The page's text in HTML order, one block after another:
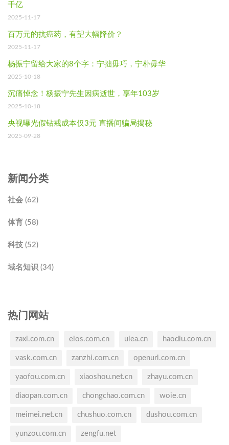
千亿
2025-11-17
百万元的抗癌药，有望大幅降价？
2025-11-17
杨振宁留给大家的8个字：宁拙毋巧，宁朴毋华
2025-10-18
沉痛悼念！杨振宁先生因病逝世，享年103岁
2025-10-18
央视曝光假钻戒成本仅3元 直播间骗局揭秘
2025-09-28
新闻分类
社会 (62)
体育 (58)
科技 (52)
域名知识 (34)
热门网站
zaxl.com.cn eios.com.cn uiea.cn haodiu.com.cn
vask.com.cn zanzhi.com.cn openurl.com.cn
yaofou.com.cn xiaoshou.net.cn zhayu.com.cn
diaopan.com.cn chongchao.com.cn woie.cn
meimei.net.cn chushuo.com.cn dushou.com.cn
yunzou.com.cn zengfu.net